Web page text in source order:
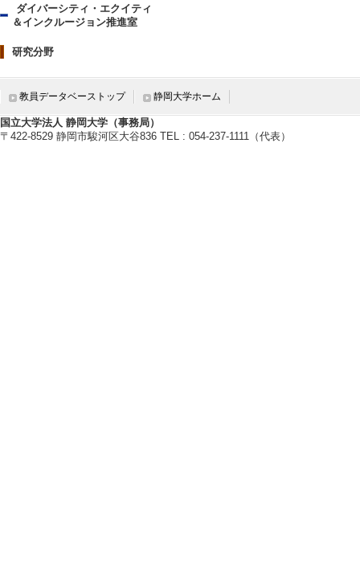
ダイバーシティ・エクイティ
＆インクルージョン推進室
研究分野
教員データベーストップ 静岡大学ホーム
国立大学法人 静岡大学（事務局）
〒422-8529 静岡市駿河区大谷836 TEL : 054-237-1111（代表）